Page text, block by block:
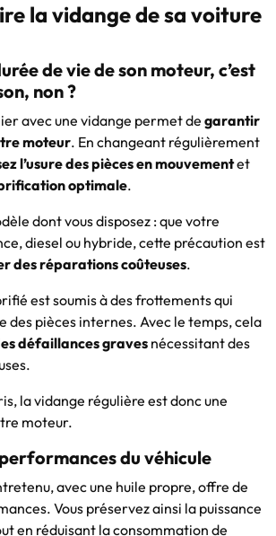
la vidange de sa voiture
de vie de son moteur, c’est
non ?
avec une vidange permet degarantir
moteur. En changeant régulièrement
l’usure des pièces en mouvementet
optimale.
dont vous disposez : que votre
diesel ou hybride, cette précaution est
des réparations coûteuses.
est soumis à des frottements qui
des pièces internes. Avec le temps, cela
défaillances graves nécessitant des
la vidange régulière est donc une
moteur.
du véhicule
avec une huile propre, offre de
Vous préservez ainsi la puissance
en réduisant la consommation de